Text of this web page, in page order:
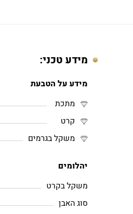
מידע טכני:
מידע על הטבעת
מתכת
קרט
משקל בגרמים
יהלומים
משקל בקרט
סוג האבן